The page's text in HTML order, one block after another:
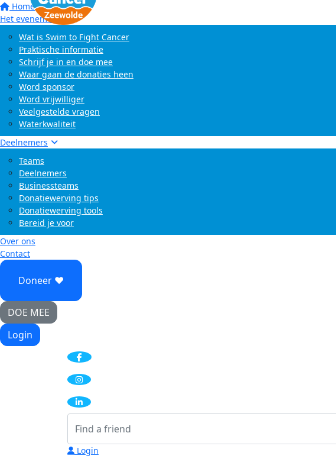
Home
Het evenement
Wat is Swim to Fight Cancer
Praktische informatie
Schrijf je in en doe mee
Waar gaan de donaties heen
Word sponsor
Word vrijwilliger
Veelgestelde vragen
Waterkwaliteit
Deelnemers
Teams
Deelnemers
Businessteams
Donatiewerving tips
Donatiewerving tools
Bereid je voor
Over ons
Contact
Doneer ♥
DOE MEE
Login
Login